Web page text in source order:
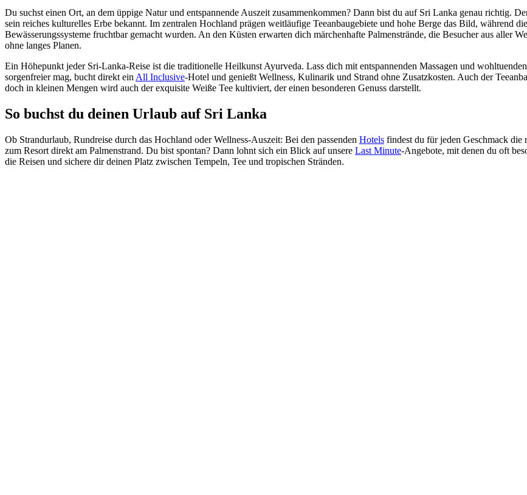
Du suchst einen Ort, an dem üppige Natur und entspannende Auszeit zusammenkommen? Dann bist du auf Sri Lanka genau richtig.
sein reiches kulturelles Erbe bekannt. Im zentralen Hochland prägen weitläufige Teeanbaugebiete und hohe Berge das Bild, während
Bewässerungssysteme fruchtbar gemacht wurden. An den Küsten erwarten dich märchenhafte Palmenstrände, die Besucher aus aller
ohne langes Planen.
Ein Höhepunkt jeder Sri-Lanka-Reise ist die traditionelle Heilkunst Ayurveda. Lass dich mit entspannenden Massagen und
sorgenfreier mag, bucht direkt ein All Inclusive-Hotel und genießt Wellness, Kulinarik und Strand ohne Zusatzkosten. Auch der
doch in kleinen Mengen wird auch der exquisite Weiße Tee kultiviert, der einen besonderen Genuss darstellt.
So buchst du deinen Urlaub auf Sri Lanka
Ob Strandurlaub, Rundreise durch das Hochland oder Wellness-Auszeit: Bei den passenden Hotels findest du für jeden Geschmack
zum Resort direkt am Palmenstrand. Du bist spontan? Dann lohnt sich ein Blick auf unsere Last Minute-Angebote, mit denen du oft
die Reisen und sichere dir deinen Platz zwischen Tempeln, Tee und tropischen Stränden.